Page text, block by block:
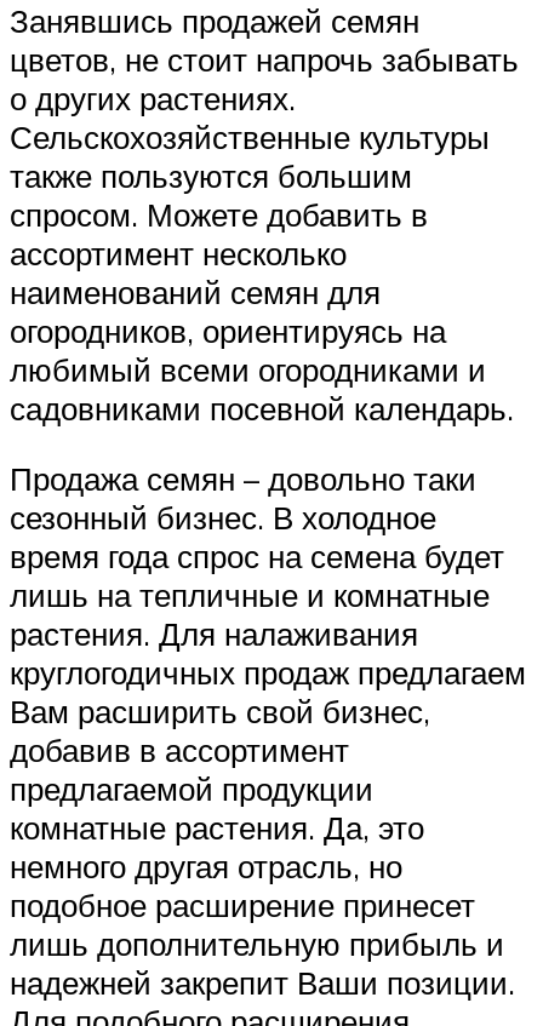
Занявшись продажей семян
цветов, не стоит напрочь забывать
о других растениях.
Сельскохозяйственные культуры
также пользуются большим
спросом. Можете добавить в
ассортимент несколько
наименований семян для
огородников, ориентируясь на
любимый всеми огородниками и
садовниками посевной календарь.
Продажа семян – довольно таки
сезонный бизнес. В холодное
время года спрос на семена будет
лишь на тепличные и комнатные
растения. Для налаживания
круглогодичных продаж предлагаем
Вам расширить свой бизнес,
добавив в ассортимент
предлагаемой продукции
комнатные растения. Да, это
немного другая отрасль, но
подобное расширение принесет
лишь дополнительную прибыль и
надежней закрепит Ваши позиции.